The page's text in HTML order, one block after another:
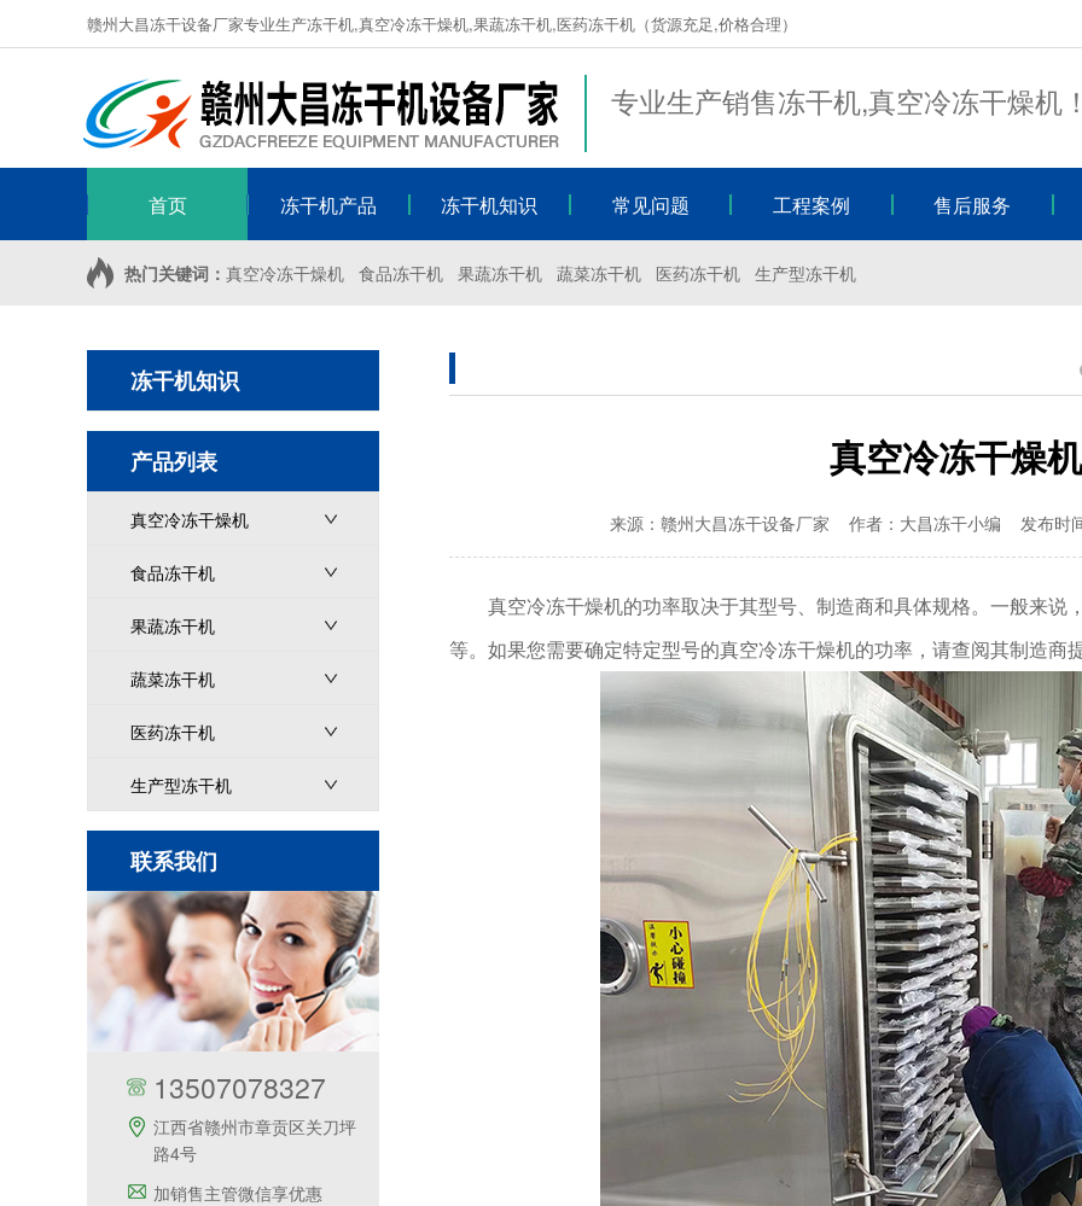
赣州大昌冻干设备厂家专业生产冻干机,真空冷冻干燥机,果蔬冻干机,医药冻干机（货源充足,价格合理）
专业生产销售冻干机,真空冷冻干燥机
首页 冻干机产品 冻干机知识 常见问题 工程案例 售后服务
热门关键词： 真空冷冻干燥机 食品冻干机 果蔬冻干机 蔬菜冻干机 医药冻干机 生产型冻干机
冻干机知识
产品列表
真空冷冻干燥机
食品冻干机
果蔬冻干机
蔬菜冻干机
医药冻干机
生产型冻干机
联系我们
13507078327
江西省赣州市章贡区关刀坪
路4号
加销售主管微信享优惠
真空冷冻干燥
来源：赣州大昌冻干设备厂家 作者：大昌冻干小编 发布
真空冷冻干燥机的功率取决于其型号、制造商和具体规格。一般来说
等。如果您需要确定特定型号的真空冷冻干燥机的功率，请查阅其制造商